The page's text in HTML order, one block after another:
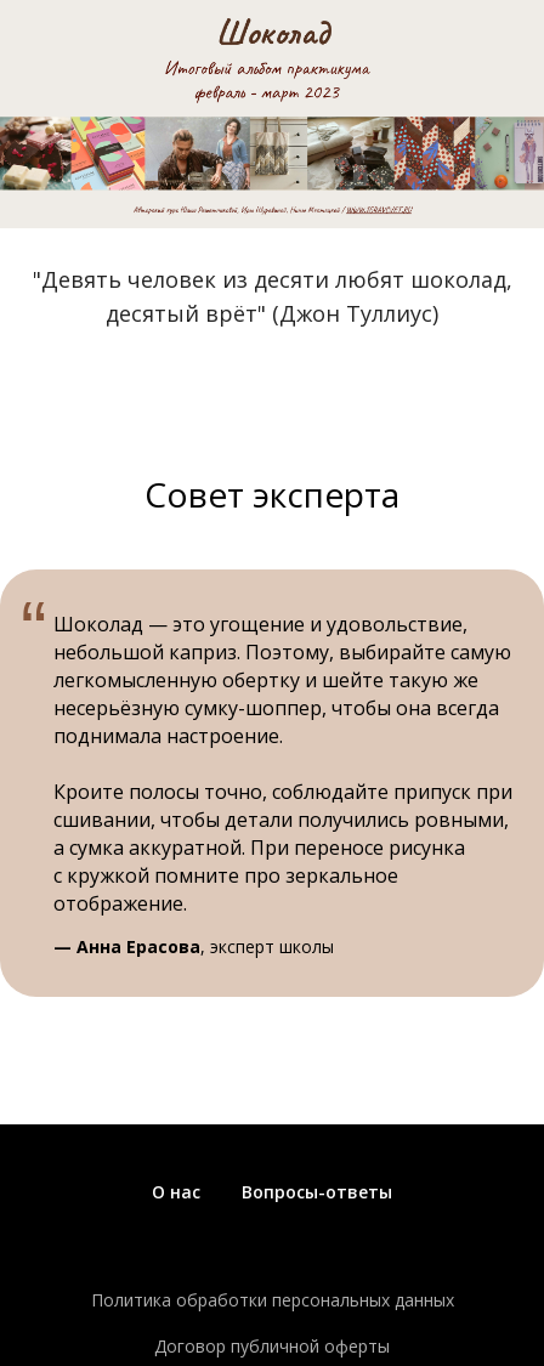
"Девять человек из десяти любят шоколад,
десятый врёт" (Джон Туллиус)
Совет эксперта
“ Шоколад — это угощение и удовольствие,
небольшой каприз. Поэтому, выбирайте самую
легкомысленную обертку и шейте такую же
несерьёзную сумку-шоппер, чтобы она всегда
поднимала настроение.
Кроите полосы точно, соблюдайте припуск при
сшивании, чтобы детали получились ровными,
а сумка аккуратной. При переносе рисунка
с кружкой помните про зеркальное
отображение.
— Анна Ерасова, эксперт школы
О нас Вопросы-ответы
Политика обработки персональных данных
Договор публичной оферты